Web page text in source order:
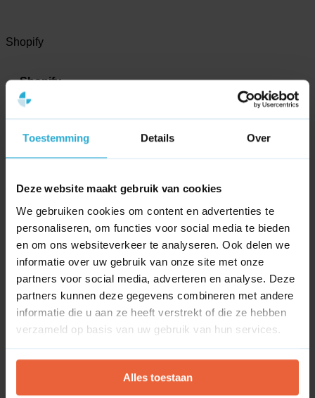
Toestemming Details Over
Deze website maakt gebruik van cookies
We gebruiken cookies om content en advertenties te
personaliseren, om functies voor social media te bieden
en om ons websiteverkeer te analyseren. Ook delen we
informatie over uw gebruik van onze site met onze
partners voor social media, adverteren en analyse. Deze
partners kunnen deze gegevens combineren met andere
informatie die u aan ze heeft verstrekt of die ze hebben
verzameld op basis van uw gebruik van hun services.
Alles toestaan
Shopify
Shopify
No block ID is set
Tooling
Ahrefs
Ahrefs
No block ID is set
Channable
No block ID is set